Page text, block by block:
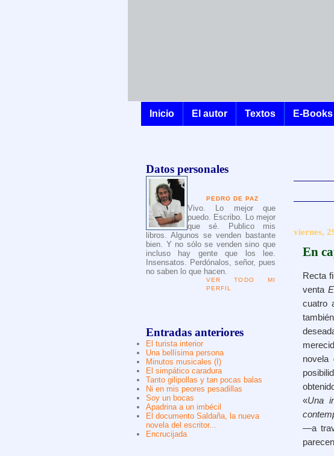
Inicio El autor Textos E-Books
viernes,
En
Recta
venta
cuatro
«Una
—a
Datos personales
PEDRO DE PAZ
Vivo. Lo mejor que
puedo. Escribo. Lo mejor
que sé. Publico mis
libros. Algunos se venden bastante
bien. Y no sólo se venden sino que
incluso hay gente que los lee.
Insensatos. Perdónalos, señor, pues
no saben lo que hacen.
VER TODO MI
PERFIL
Entradas anteriores
El turista interior
Una bellísima persona
Minutos musicales (I)
El simpático caradura
Tanto gilipollas y tan pocas balas
Ni en mis peores pesadillas
Soy un bocas
Apadrina a un imbécil
El documento Saldaña, la nueva
novela del escritor...
Encrucijada